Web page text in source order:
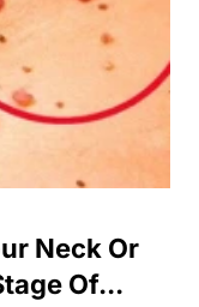
Neck Or
Of...